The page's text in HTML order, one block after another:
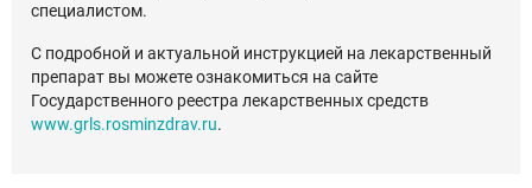
специалистом.
С подробной и актуальной инструкцией на лекарственный
препарат вы можете ознакомиться на сайте
Государственного реестра лекарственных средств
www.grls.rosminzdrav.ru.